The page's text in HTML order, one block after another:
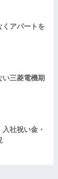
くアパートを
い三菱電機期
社祝い金・